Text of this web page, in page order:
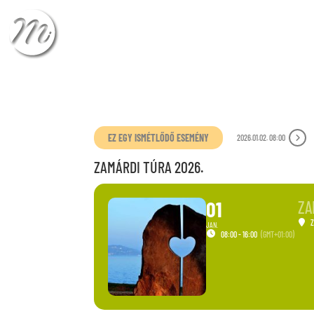
EZ EGY ISMÉTLŐDŐ ESEMÉNY 2026.01.02. 08:00
ZAMÁRDI TÚRA 2026.
01
JAN.
08:00 - 16:00 (GMT+01:00)